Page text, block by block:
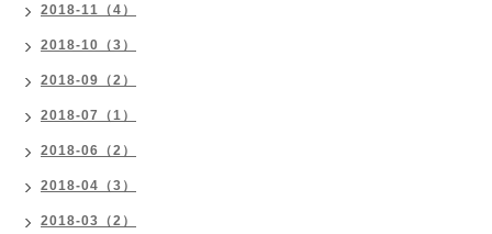
2018-11（4）
2018-10（3）
2018-09（2）
2018-07（1）
2018-06（2）
2018-04（3）
2018-03（2）